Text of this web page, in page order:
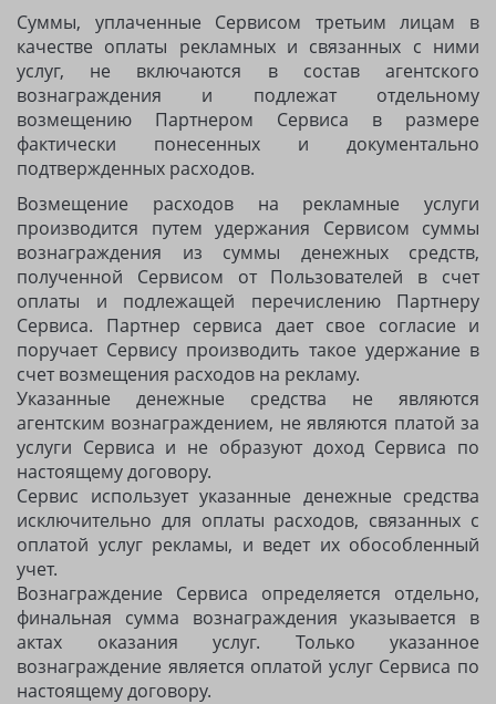
Суммы, уплаченные Сервисом третьим лицам в
качестве оплаты рекламных и связанных с ними
услуг, не включаются в состав агентского
вознаграждения и подлежат отдельному
возмещению Партнером Сервиса в размере
фактически понесенных и документально
подтвержденных расходов.
Возмещение расходов на рекламные услуги
производится путем удержания Сервисом суммы
вознаграждения из суммы денежных средств,
полученной Сервисом от Пользователей в счет
оплаты и подлежащей перечислению Партнеру
Сервиса. Партнер сервиса дает свое согласие и
поручает Сервису производить такое удержание в
счет возмещения расходов на рекламу.
Указанные денежные средства не являются
агентским вознаграждением, не являются платой за
услуги Сервиса и не образуют доход Сервиса по
настоящему договору.
Сервис использует указанные денежные средства
исключительно для оплаты расходов, связанных с
оплатой услуг рекламы, и ведет их обособленный
учет.
Вознаграждение Сервиса определяется отдельно,
финальная сумма вознаграждения указывается в
актах оказания услуг. Только указанное
вознаграждение является оплатой услуг Сервиса по
настоящему договору.